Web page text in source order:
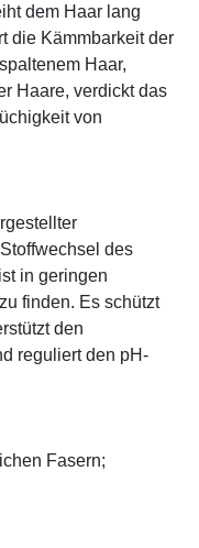
dem Haar lang
die Kämmbarkeit der
Haar,
Haare, verdickt das
von
des
in geringen
finden. Es schützt
den
reguliert den pH-
Fasern;